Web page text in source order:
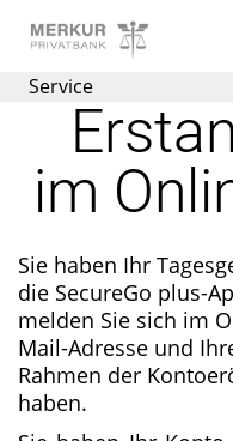
Privatbank für
Ihre
Geldanlage
Service
im
Sie haben Ihr
die SecureGo plus-
melden Sie sich im
Mail-Adresse und
Rahmen der
haben.